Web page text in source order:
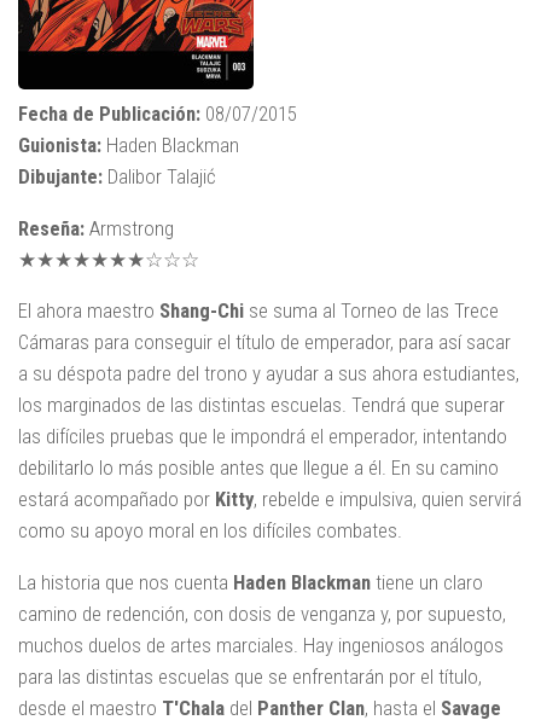
Fecha de Publicación: 08/07/2015
Guionista: Haden Blackman
Dibujante: Dalibor Talajić
Reseña: Armstrong
★★★★★★★☆☆☆
El ahora maestro Shang-Chi se suma al Torneo de las Trece
Cámaras para conseguir el título de emperador, para así sacar
a su déspota padre del trono y ayudar a sus ahora estudiantes,
los marginados de las distintas escuelas. Tendrá que superar
las difíciles pruebas que le impondrá el emperador, intentando
debilitarlo lo más posible antes que llegue a él. En su camino
estará acompañado por Kitty, rebelde e impulsiva, quien servirá
como su apoyo moral en los difíciles combates.
La historia que nos cuenta Haden Blackman tiene un claro
camino de redención, con dosis de venganza y, por supuesto,
muchos duelos de artes marciales. Hay ingeniosos análogos
para las distintas escuelas que se enfrentarán por el título,
desde el maestro T'Chala del Panther Clan, hasta el Savage